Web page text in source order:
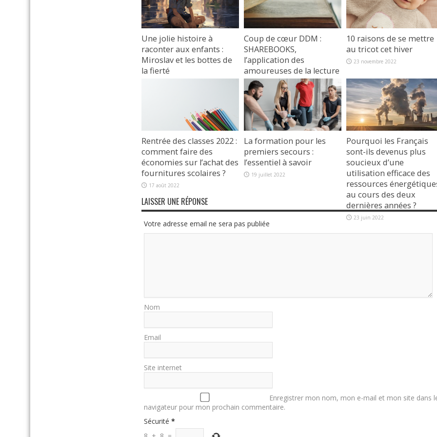
Une jolie histoire à
raconter aux enfants :
Miroslav et les bottes de
la fierté
Coup de cœur DDM :
SHAREBOOKS,
l’application des
amoureuses de la lecture
27 avril 2023
10 raisons de se mettre
au tricot cet hiver
23 novembre 2022
Rentrée des classes 2022 :
comment faire des
économies sur l’achat des
fournitures scolaires ?
17 août 2022
La formation pour les
premiers secours :
l’essentiel à savoir
19 juillet 2022
Pourquoi les Français
sont-ils devenus plus
soucieux d’une
utilisation efficace des
ressources
au cours des deux
dernières années ?
23 juin 2022
LAISSER UNE RÉPONSE
Votre adresse email ne sera pas publiée
Nom
Email
Site internet
Enregistrer mon nom, mon e-mail et mon site dans
navigateur pour mon prochain commentaire.
Sécurité *